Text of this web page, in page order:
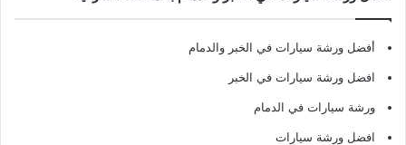
أفضل ورشة سيارات في الخبر والدمام
افضل ورشة سيارات في الخبر
ورشة سيارات في الدمام
افضل ورشة سيارات